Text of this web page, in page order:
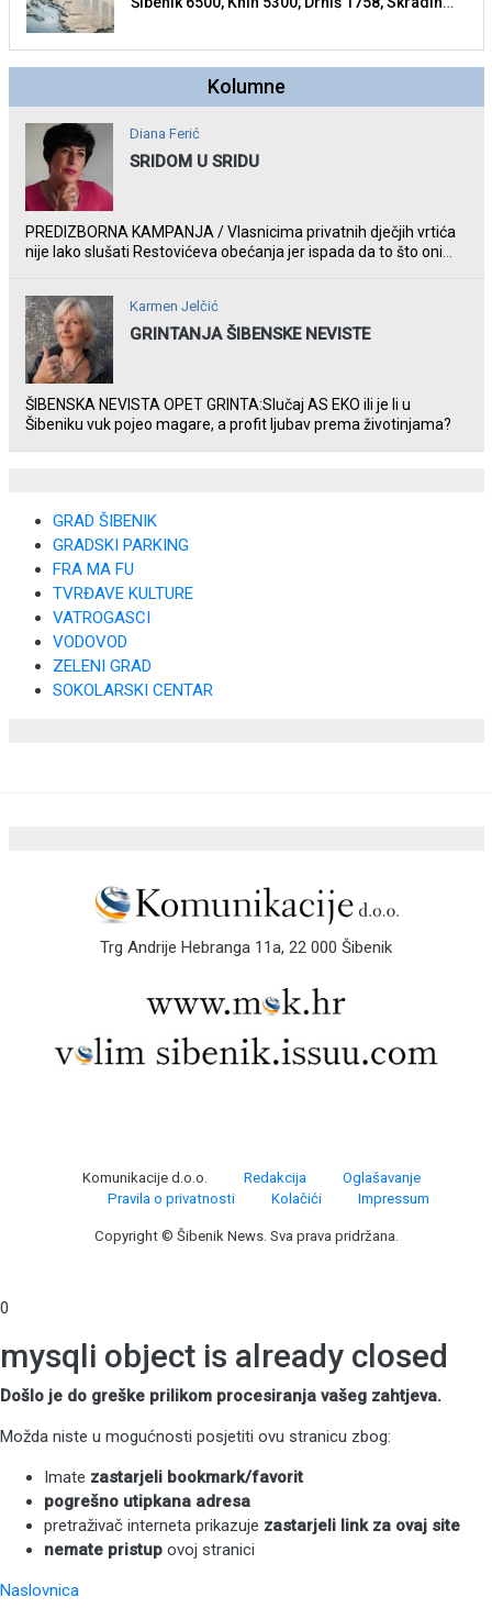
Kolumne
Diana Ferić
SRIDOM U SRIDU
PREDIZBORNA KAMPANJA / Vlasnicima privatnih dječjih vrtića
nije lako slušati Restovićeva obećanja jer ispada da to što oni
Karmen Jelčić
GRINTANJA ŠIBENSKE NEVISTE
ŠIBENSKA NEVISTA OPET GRINTA:Slučaj AS EKO ili je li u
Šibeniku vuk pojeo magare, a profit ljubav prema životinjama?
GRAD ŠIBENIK
GRADSKI PARKING
FRA MA FU
TVRĐAVE KULTURE
VATROGASCI
VODOVOD
ZELENI GRAD
SOKOLARSKI CENTAR
Trg Andrije Hebranga 11a, 22 000 Šibenik
Komunikacije d.o.o. Redakcija
Oglašavanje
Pravila o privatnosti
Kolačići Impressum
Copyright © Šibenik News. Sva prava pridržana.
0
mysqli object is already closed
Došlo je do greške prilikom procesiranja vašeg zahtjeva.
Možda niste u mogućnosti posjetiti ovu stranicu zbog:
Imate zastarjeli bookmark/favorit
pogrešno utipkana adresa
pretraživač interneta prikazuje zastarjeli link za ovaj site
nemate pristup ovoj stranici
Naslovnica